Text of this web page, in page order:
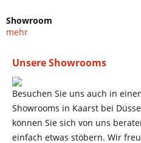
Showroom
mehr
Unsere Showrooms
Besuchen Sie uns auch in
Showrooms in Kaarst bei
können Sie sich von uns
einfach etwas stöbern. Wir